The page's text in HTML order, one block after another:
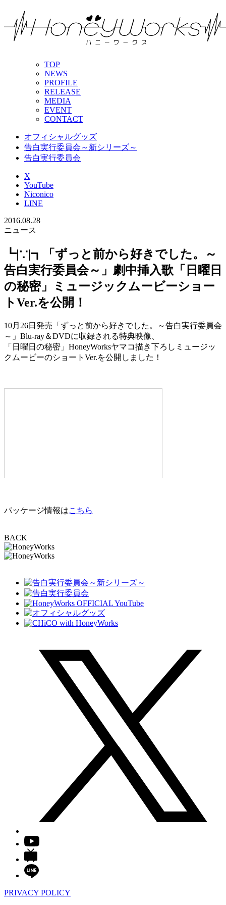
TOP
NEWS
PROFILE
RELEASE
MEDIA
EVENT
CONTACT
オフィシャルグッズ
告白実行委員会～新シリーズ～
告白実行委員会
X
YouTube
Niconico
LINE
2016.08.28
ニュース
┗|∵|┓「ずっと前から好きでした。～
告白実行委員会～」劇中挿入歌「日曜日
の秘密」ミュージックムービーショー
トVer.を公開！
10月26日発売「ずっと前から好きでした。～告白実行委員会
～」Blu-ray＆DVDに収録される特典映像、
「日曜日の秘密」HoneyWorksヤマコ描き下ろしミュージッ
クムービーのショートVer.を公開しました！
パッケージ情報はこちら
BACK
PRIVACY POLICY